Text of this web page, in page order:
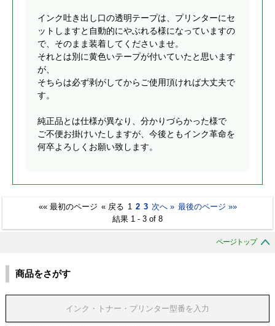
インク吐き出し口の透明テープは、プリンターにセ
ットしますと自動的にやぶれる様になっていますの
で、そのまま装着してくださいませ。
それとは別に黄色いテープが付いていたと思います
が、
そちらは必ず剥がしてからご使用頂ければ大丈夫で
す。
純正品とは仕様が異なり、分かりづらかった様で
ご不便お掛けいたしますが、今後ともインク革命を
何卒よろしくお願い致します。
«« 最初のページ « 戻る 1 2 3 次へ » 最後のページ »»
結果 1 - 3 of 8
ページトップ
商品をさがす